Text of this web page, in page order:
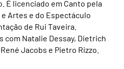
É licenciado em Canto pela
Artes e do Espectáculo
de Rui Taveira.
Natalie Dessay, Dietrich
Jacobs e Pietro Rizzo.